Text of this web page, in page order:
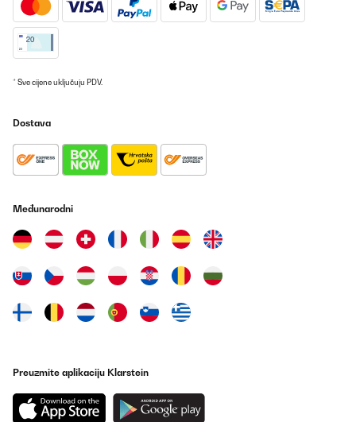
* Sve cijene uključuju PDV.
Dostava
Međunarodni
Preuzmite aplikaciju Klarstein